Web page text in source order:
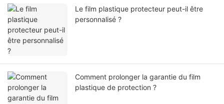
Le film plastique protecteur peut-il être
personnalisé ?
Comment prolonger la garantie du film
plastique de protection ?